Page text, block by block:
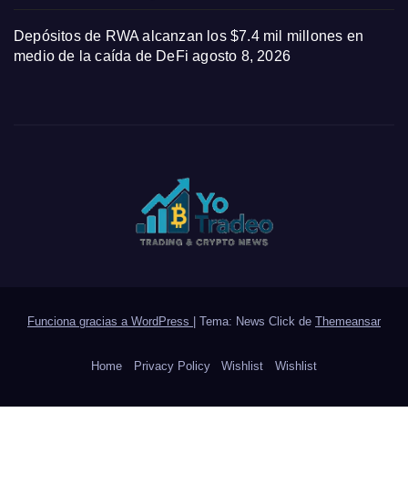
Depósitos de RWA alcanzan los $7.4 mil millones en
medio de la caída de DeFi agosto 8, 2026
Funciona gracias a WordPress Tema: News Click de Themeansar
Home Privacy Policy Wishlist Wishlist